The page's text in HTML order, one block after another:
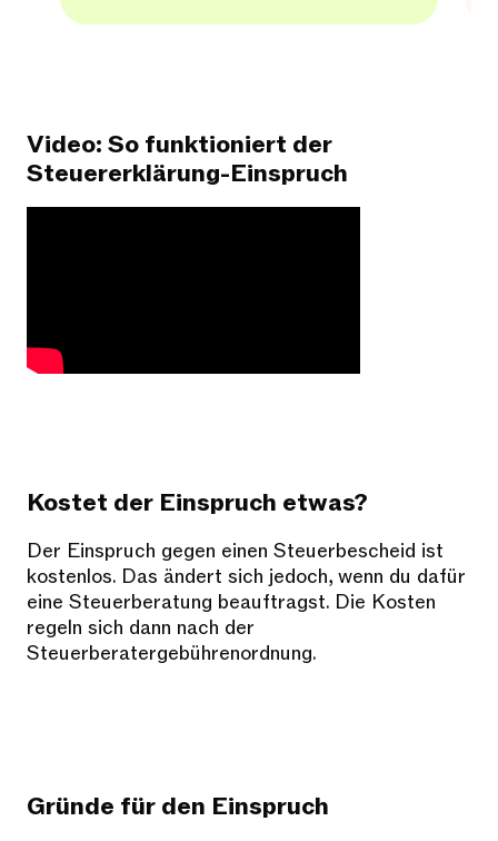
Video: So funktioniert der
Steuererklärung-Einspruch
Kostet der Einspruch etwas?
Der Einspruch gegen einen Steuerbescheid ist
kostenlos. Das ändert sich jedoch, wenn du dafür
eine Steuerberatung beauftragst. Die Kosten
regeln sich dann nach der
Steuerberatergebührenordnung.
Gründe für den Einspruch